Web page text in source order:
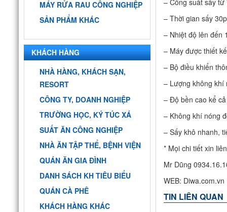
MÁY RỬA RAU CÔNG NGHIỆP
SẢN PHẨM KHÁC
KHÁCH HÀNG
NHÀ HÀNG, KHÁCH SẠN,
RESORT
CÔNG TY, DOANH NGHIỆP
TRƯỜNG HỌC, KÝ TÚC XÁ
SUẤT ĂN CÔNG NGHIỆP
NHÀ ĂN TẬP THỂ, BỆNH VIỆN
QUÁN ĂN GIA ĐÌNH
DANH SÁCH KH TIÊU BIỂU
QUÁN CÀ PHÊ
KHÁCH HÀNG KHÁC
– Công suất sấy
– Thời gian sấy 30p
– Nhiệt độ lên đến
– Máy được thiết
– Bộ điều khiển
– Lượng không khí
– Độ bền cao kể
– Không khí nóng
– Sấy khô nhanh,
* Mọi chi tiết xin
Mr Dũng
WEB: Diwa.com.vn
TIN LIÊN QUAN